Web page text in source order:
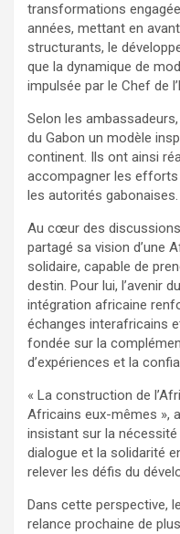
transformations
années, mettant en
structurants, le
que la dynamique de
impulsée par le Chef de
Selon les
du Gabon un modèle
continent. Ils ont ainsi
accompagner les
les autorités gabonaises.
Au cœur des
partagé sa vision d’une
solidaire, capable de
destin. Pour lui, l’avenir
intégration africaine
échanges interafricains
fondée sur la
d’expériences et la
« La construction de
Africains eux-mêmes »,
insistant sur la
dialogue et la solidarité
relever les défis du
Dans cette perspective,
relance prochaine de